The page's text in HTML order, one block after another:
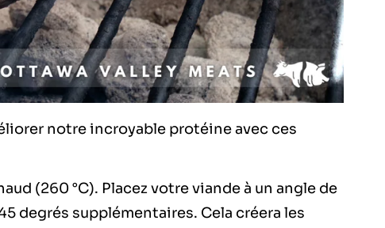
notre incroyable protéineavec ces
(260 °C). Placez votre viande à un angle de
degrés supplémentaires. Cela créera les